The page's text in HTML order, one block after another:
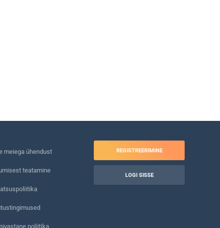
meiega ühendust
teatamine
poliitika
REGISTREERIMINE
LOGI SISSE